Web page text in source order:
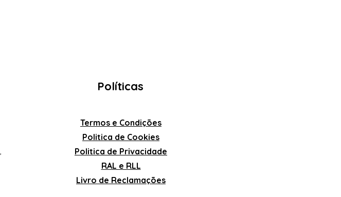
Políticas
Termos e Condições
Politica de Cookies
Politica de Privacidade
RAL e RLL
Livro de Reclamações